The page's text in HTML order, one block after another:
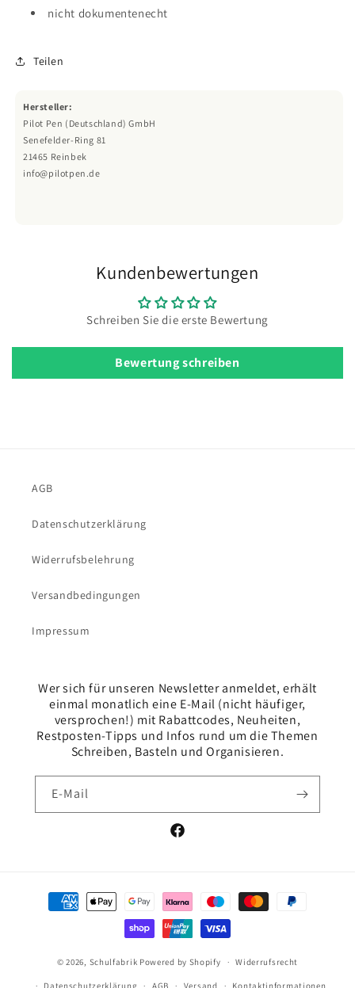
nicht dokumentenecht
Teilen
Hersteller:
Pilot Pen (Deutschland) GmbH
Senefelder-Ring 81
21465 Reinbek
info@pilotpen.de
Kundenbewertungen
Schreiben Sie die erste Bewertung
Bewertung schreiben
AGB
Datenschutzerklärung
Widerrufsbelehrung
Versandbedingungen
Impressum
Wer sich für unseren Newsletter anmeldet, erhält
einmal monatlich eine E-Mail (nicht häufiger,
versprochen!) mit Rabattcodes, Neuheiten,
Restposten-Tipps und Infos rund um die Themen
Schreiben, Basteln und Organisieren.
E-Mail
Facebook
Zahlungsmethoden
© 2026, Schulfabrik Powered by Shopify Widerrufsrecht
Datenschutzerklärung AGB Versand Kontaktinformationen